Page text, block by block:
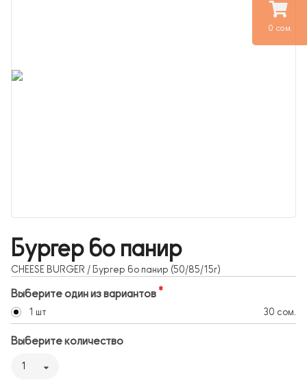
0 сом.
Бургер бо панир
CHEESE BURGER / Бургер бо панир (50/85/15г)
Выберите один из вариантов
1 шт 30 сом.
Выберите количество
1